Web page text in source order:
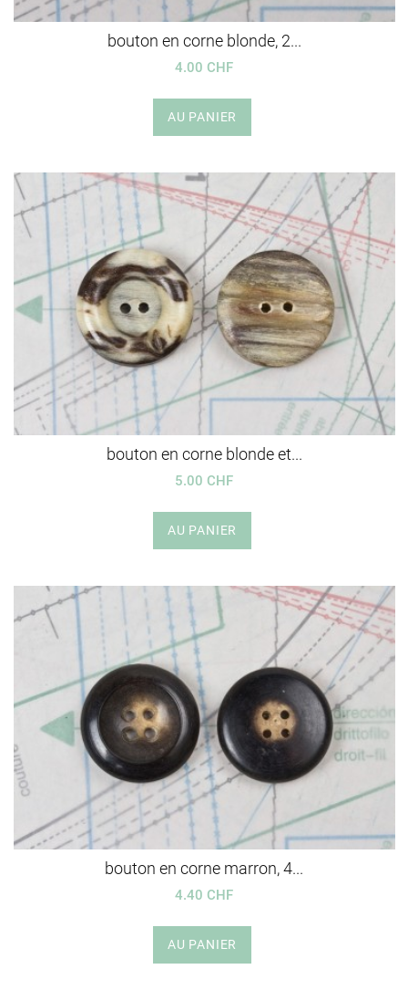
bouton en corne blonde, 2...
4.00 CHF
AU PANIER
bouton en corne blonde et...
5.00 CHF
AU PANIER
bouton en corne marron, 4...
4.40 CHF
AU PANIER